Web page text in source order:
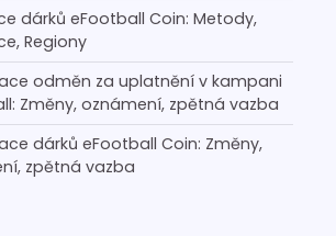
dárků eFootball Coin: Metody,
Regiony
odměn za uplatnění v kampani
Změny, oznámení, zpětná vazba
dárků eFootball Coin: Změny,
zpětná vazba